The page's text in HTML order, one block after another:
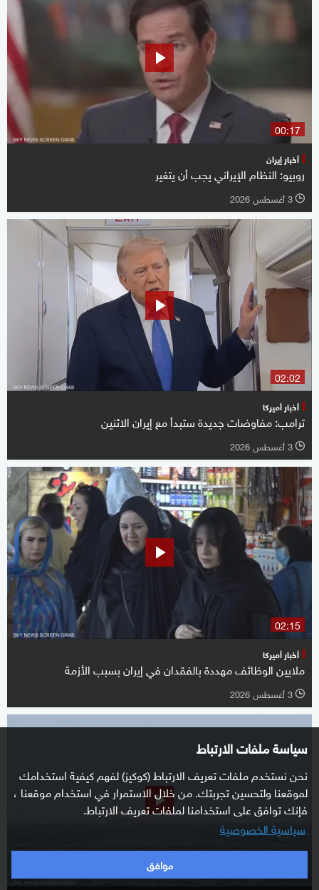
سياسة ملفات الارتباط
نحن نستخدم ملفات تعريف الارتباط (كوكيز) لفهم كيفية استخدامك
لموقعنا ولتحسين تجربتك. من خلال الاستمرار في استخدام موقعنا ،
فإنك توافق على استخدامنا لملفات تعريف الارتباط.
سياسية الخصوصية
موافق
00:17
أخبار إيران
روبيو: النظام الإيراني يجب أن يتغير
l 3 أغسطس 2026
02:02
أخبار أميركا
ترامب: مفاوضات جديدة ستبدأ مع إيران الاثنين
l 3 أغسطس 2026
02:15
أخبار أميركا
ملايين الوظائف مهددة بالفقدان في إيران بسبب الأزمة
l 3 أغسطس 2026